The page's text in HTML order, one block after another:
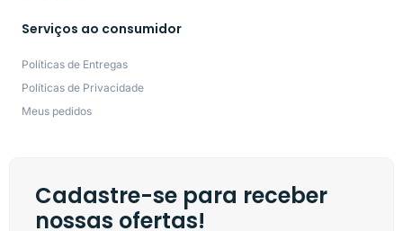
Serviços ao consumidor
Políticas de Entregas
Políticas de Privacidade
Meus pedidos
Cadastre-se para receber
nossas ofertas!